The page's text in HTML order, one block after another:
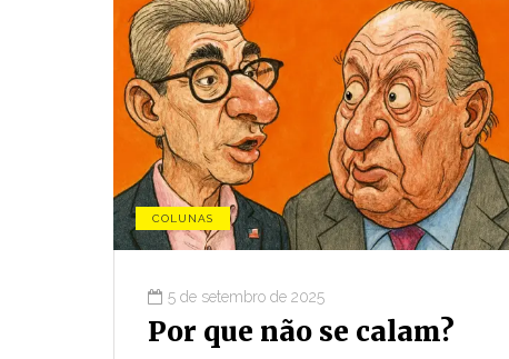
COLUNAS
5 de setembro de 2025
Por que não se calam?
de Dentro, no Rio de
Compartilhar
0